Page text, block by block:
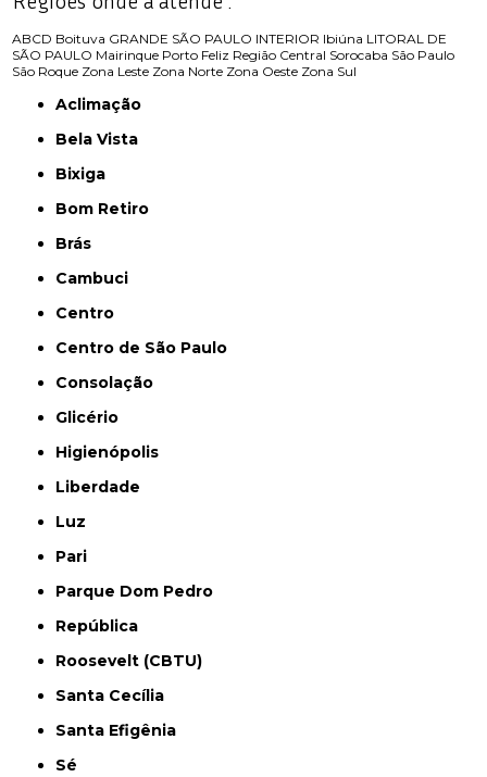
ABCD Boituva GRANDE SÃO PAULO INTERIOR Ibiúna LITORAL DE
SÃO PAULO Mairinque Porto Feliz Região Central Sorocaba São Paulo
São Roque Zona Leste Zona Norte Zona Oeste Zona Sul
Aclimação
Bela Vista
Bixiga
Bom Retiro
Brás
Cambuci
Centro
Centro de São Paulo
Consolação
Glicério
Higienópolis
Liberdade
Luz
Pari
Parque Dom Pedro
República
Roosevelt (CBTU)
Santa Cecília
Santa Efigênia
Sé